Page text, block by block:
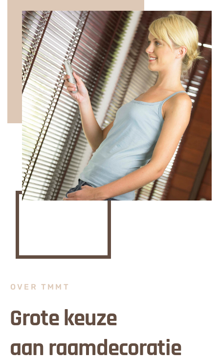
OVER TMMT
Grote keuze
aan raamdecoratie